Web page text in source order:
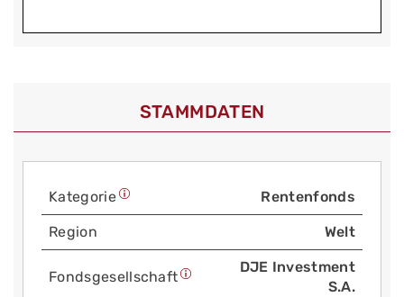
STAMMDATEN
Kategorie Rentenfonds
Region Welt
Fonds­gesellschaft
DJE Investment
S.A.